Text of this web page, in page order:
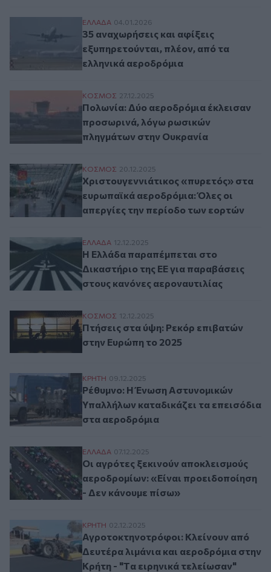
35 αναχωρήσεις και αφίξεις
ΕΛΛAΔΑ 04.01.2026
35 αναχωρήσεις και αφίξεις
εξυπηρετούνται, πλέον, από τα
ελληνικά αεροδρόμια
Πολωνία: Δύο αεροδρόμια έκλεισαν
ΚΟΣΜΟΣ 27.12.2025
Πολωνία: Δύο αεροδρόμια έκλεισαν
προσωρινά, λόγω ρωσικών
πληγμάτων στην Ουκρανία
Χριστουγεννιάτικος «πυρετός» στα
ΚΟΣΜΟΣ 20.12.2025
Χριστουγεννιάτικος «πυρετός» στα
ευρωπαϊκά αεροδρόμια: Όλες οι
απεργίες την περίοδο των εορτών
Η Ελλάδα παραπέμπεται στο Δικαστήριο
ΕΛΛAΔΑ 12.12.2025
Η Ελλάδα παραπέμπεται στο
Δικαστήριο της ΕΕ για παραβάσεις
στους κανόνες αεροναυτιλίας
Πτήσεις στα ύψη: Ρεκόρ επιβατών στην
ΚΟΣΜΟΣ 12.12.2025
Πτήσεις στα ύψη: Ρεκόρ επιβατών
στην Ευρώπη το 2025
Ρέθυμνο: Η Ένωση Αστυνομικών
ΚΡΗΤΗ 09.12.2025
Ρέθυμνο: Η Ένωση Αστυνομικών
Υπαλλήλων καταδικάζει τα επεισόδια
στα αεροδρόμια
Οι αγρότες ξεκινούν αποκλεισμούς
ΕΛΛAΔΑ 07.12.2025
Οι αγρότες ξεκινούν αποκλεισμούς
αεροδρομίων: «Είναι προειδοποίηση
- Δεν κάνουμε πίσω»
Αγροτοκτηνοτρόφοι: Κλείνουν από
ΚΡΗΤΗ 02.12.2025
Αγροτοκτηνοτρόφοι: Κλείνουν από
Δευτέρα λιμάνια και αεροδρόμια στην
Κρήτη - "Tα ειρηνικά τελείωσαν"